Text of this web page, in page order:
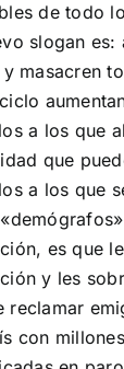
de todo
slogan es:
y masacren
a los que
que
a los que
es que
y les
reclamar
con